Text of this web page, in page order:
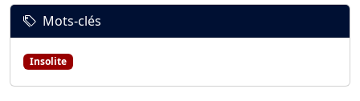
Mots-clés
Insolite